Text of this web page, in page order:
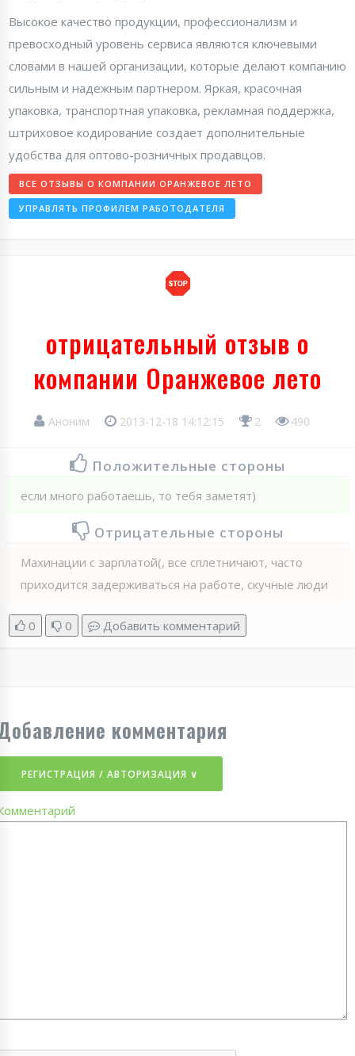
Высокое качество продукции, профессионализм и
превосходный уровень сервиса являются ключевыми
словами в нашей организации, которые делают компанию
сильным и надежным партнером. Яркая, красочная
упаковка, транспортная упаковка, рекламная поддержка,
штриховое кодирование создает дополнительные
удобства для оптово-розничных продавцов.
ВСЕ ОТЗЫВЫ О КОМПАНИИ ОРАНЖЕВОЕ ЛЕТО
УПРАВЛЯТЬ ПРОФИЛЕМ РАБОТОДАТЕЛЯ
отрицательный отзыв о
компании Оранжевое лето
Аноним 2013-12-18 14:12:15 2 490
Положительные стороны
если много работаешь, то тебя заметят)
Отрицательные стороны
Махинации с зарплатой(, все сплетничают, часто
приходится задерживаться на работе, скучные люди
0 0 Добавить комментарий
комментария
РЕГИСТРАЦИЯ / АВТОРИЗАЦИЯ ∨